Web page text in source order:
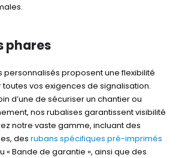
phares
personnalisés proposent une flexibilité
vos exigences de signalisation.
d’une de sécuriser un chantier ou
nos rubalises garantissent visibilité
notre vaste gamme, incluant des
des rubans spécifiques pré-imprimés
« Bande de garantie », ainsi que des